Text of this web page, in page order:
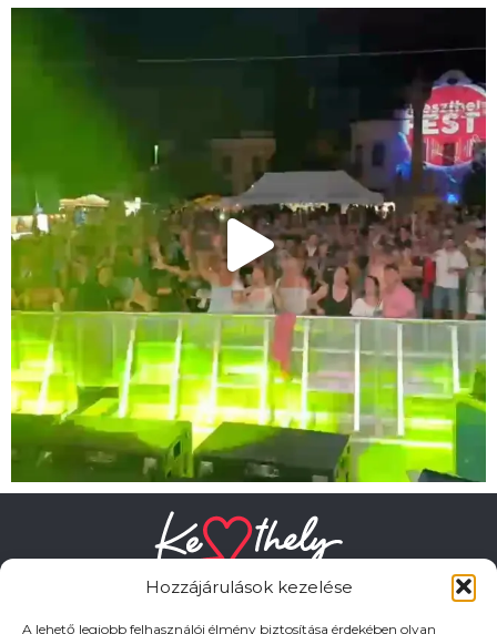
Hozzájárulások kezelése
A lehető legjobb felhasználói élmény biztosítása érdekében olyan